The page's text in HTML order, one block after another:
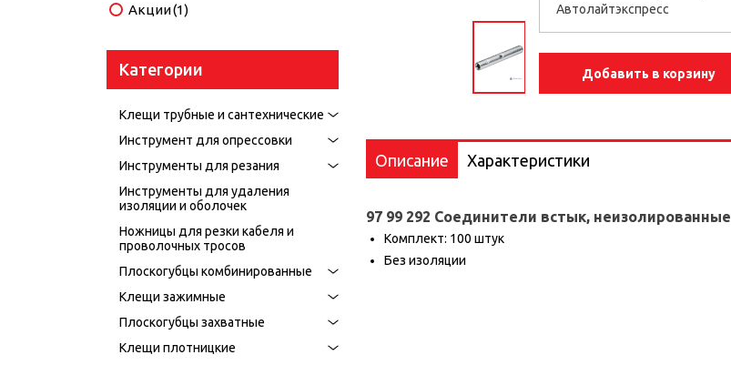
Акции(1)
Категории
Клещи трубные и сантехнические
Инструмент для опрессовки
Инструменты для резания
Инструменты для удаления
изоляции и оболочек
Ножницы для резки кабеля и
проволочных тросов
Плоскогубцы комбинированные
Клещи зажимные
Плоскогубцы захватные
Клещи плотницкие
Автолайтэкспресс
Добавить в корзину
Описание Характеристики
97 99 292 Соединители встык, неизолированные
Комплект: 100 штук
Без изоляции